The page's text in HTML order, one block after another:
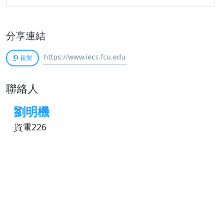
分享連結
複製
聯絡人
劉明機
資電226